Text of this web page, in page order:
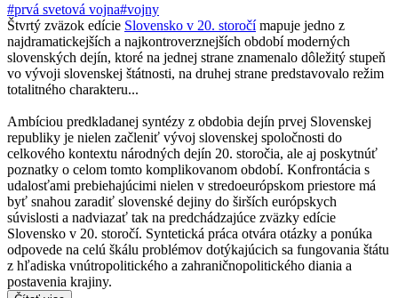
#prvá svetová vojna#vojny
Štvrtý zväzok edície Slovensko v 20. storočímapuje jedno z
najdramatickejších a najkontroverznejších období moderných
slovenských dejín, ktoré na jednej strane znamenalo dôležitý stupeň
vo vývoji slovenskej štátnosti, na druhej strane predstavovalo režim
totalitného charakteru...
Ambíciou predkladanej syntézy z obdobia dejín prvej Slovenskej
republiky je nielen začleniť vývoj slovenskej spoločnosti do
celkového kontextu národných dejín 20. storočia, ale aj poskytnúť
poznatky o celom tomto komplikovanom období. Konfrontácia s
udalosťami prebiehajúcimi nielen v stredoeurópskom priestore má
byť snahou zaradiť slovenské dejiny do širších európskych
súvislosti a nadviazať tak na predchádzajúce zväzky edície
Slovensko v 20. storočí. Syntetická práca otvára otázky a ponúka
odpovede na celú škálu problémov dotýkajúcich sa fungovania štátu
z hľadiska vnútropolitického a zahraničnopolitického diania a
postavenia krajiny.